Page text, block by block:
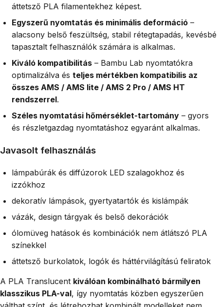
áttetsző PLA filamentekhez képest.
Egyszerű nyomtatás és minimális deformáció –
alacsony belső feszültség, stabil rétegtapadás, kevésbé
tapasztalt felhasználók számára is alkalmas.
Kiváló kompatibilitás – Bambu Lab nyomtatókra
optimalizálva és teljes mértékben kompatibilis az
összes AMS / AMS lite / AMS 2 Pro / AMS HT
rendszerrel.
Széles nyomtatási hőmérséklet-tartomány – gyors
és részletgazdag nyomtatáshoz egyaránt alkalmas.
Javasolt felhasználás
lámpabúrák és diffúzorok LED szalagokhoz és
izzókhoz
dekoratív lámpások, gyertyatartók és kislámpák
vázák, design tárgyak és belső dekorációk
ólomüveg hatások és kombinációk nem átlátszó PLA
színekkel
áttetsző burkolatok, logók és háttérvilágítású feliratok
A PLA Translucent kiválóan kombinálható bármilyen
klasszikus PLA-val, így nyomtatás közben egyszerűen